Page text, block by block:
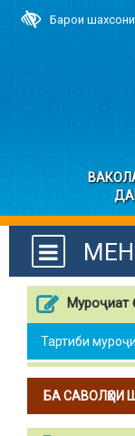
Барои шахсони
Муроҷиат
Тартиби
БА